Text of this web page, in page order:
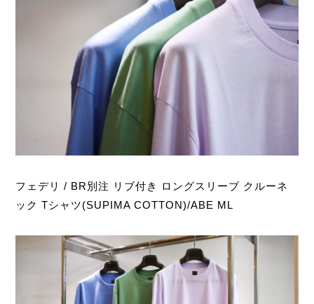
フェデリ / BR別注 リブ付き ロングスリーブ クルーネ
ック Tシャツ(SUPIMA COTTON)/ABE ML